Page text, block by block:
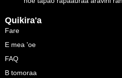
Quikira'a
Fare
E mea 'oe
FAQ
B tomoraa